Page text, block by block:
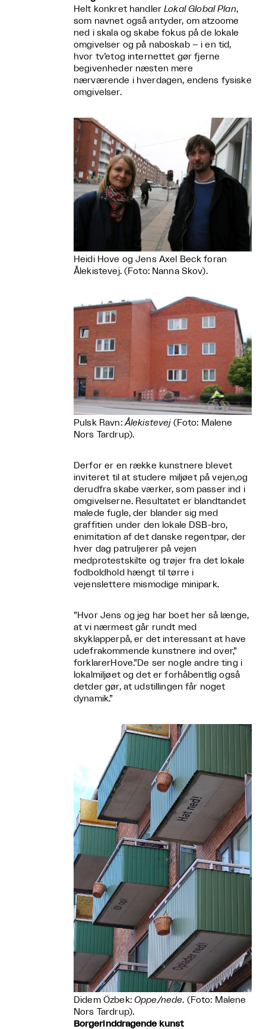
Helt konkret handlerLokal Global Plan,
som navnet også antyder, om atzoome
ned i skala og skabe fokus på de lokale
omgivelser og på naboskab – i en tid,
hvor tv’etog internettet gør fjerne
begivenheder næsten mere
nærværende i hverdagen, endens fysiske
omgivelser.
Heidi Hove og Jens Axel Beck foran
Ålekistevej. (Foto: Nanna Skov).
Pulsk Ravn:Ålekistevej (Foto: Malene
Nors Tardrup).
Derfor er en række kunstnere blevet
inviteret til at studere miljøet på vejen,og
derudfra skabe værker, som passer ind i
omgivelserne. Resultatet er blandtandet
malede fugle, der blander sig med
graffitien under den lokale DSB-bro,
enimitation af det danske regentpar, der
hver dag patruljerer på vejen
medprotestskilte og trøjer fra det lokale
fodboldhold hængt til tørre i
vejenslettere mismodige minipark.
”Hvor Jens og jeg har boet her så længe,
at vi nærmest går rundt med
skyklapperpå, er det interessant at have
udefrakommende kunstnere ind over,”
forklarerHove.”De ser nogle andre ting i
lokalmiljøet og det er forhåbentlig også
detder gør, at udstillingen får noget
dynamik.”
Didem Özbek: Oppe/nede. (Foto: Malene
Nors Tardrup).
Borgerinddragende kunst